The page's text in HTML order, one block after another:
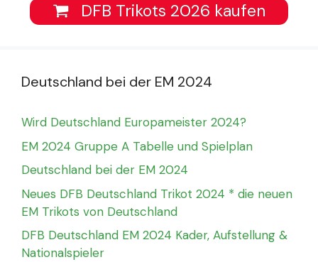
DFB Trikots 2026 kaufen
Deutschland bei der EM 2024
Wird Deutschland Europameister 2024?
EM 2024 Gruppe A Tabelle und Spielplan
Deutschland bei der EM 2024
Neues DFB Deutschland Trikot 2024 * die neuen
EM Trikots von Deutschland
DFB Deutschland EM 2024 Kader, Aufstellung &
Nationalspieler